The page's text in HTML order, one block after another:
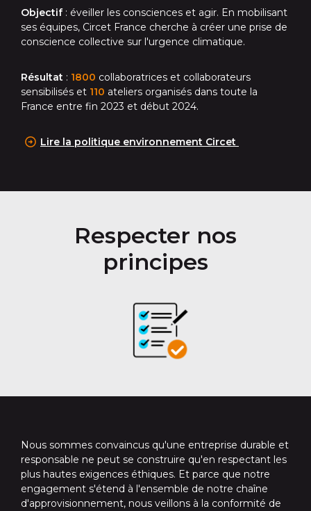
Objectif : éveiller les consciences et agir. En mobilisant
ses équipes, Circet France cherche à créer une prise de
conscience collective sur l'urgence climatique.
Résultat : 1800 collaboratrices et collaborateurs
sensibilisés et 110 ateliers organisés dans toute la
France entre fin 2023 et début 2024.
Lire la politique environnement Circet
Respecter nos
principes
Nous sommes convaincus qu'une entreprise durable et
responsable ne peut se construire qu'en respectant les
plus hautes exigences éthiques. Et parce que notre
engagement s'étend à l'ensemble de notre chaîne
d'approvisionnement, nous veillons à la conformité de